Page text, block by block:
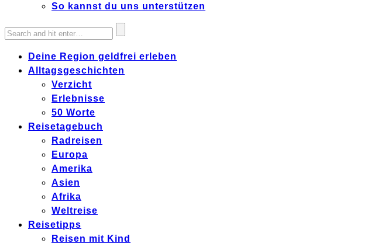
So kannst du uns unterstützen
Deine Region geldfrei erleben
Alltagsgeschichten
Verzicht
Erlebnisse
50 Worte
Reisetagebuch
Radreisen
Europa
Amerika
Asien
Afrika
Weltreise
Reisetipps
Reisen mit Kind